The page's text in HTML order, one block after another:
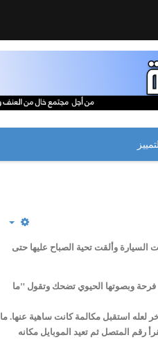
وألقت تحية الصباح عليها حتى
فرحة وبصوتها الحيوي تضحك وتقول "ما
لعله استقبل مكالمة كانت ساهية عنها. ما
المتصل ثم تعيد الموبايل مكانه